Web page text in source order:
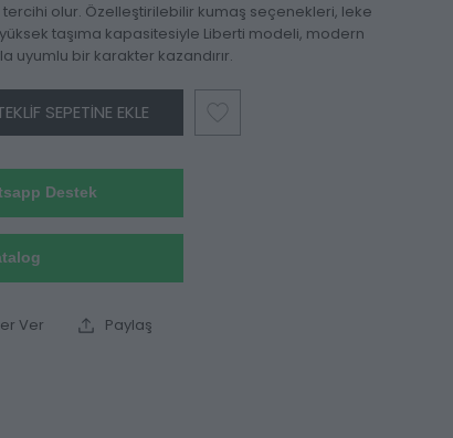
olur. Özelleştirilebilir kumaş seçenekleri, leke
taşıma kapasitesiyle Liberti modeli, modern
uyumlu bir karakter kazandırır.
SEPETINE EKLE
Destek
Ver Paylaş